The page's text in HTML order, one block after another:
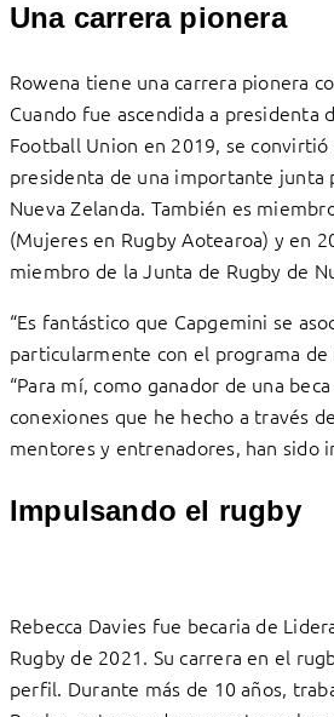
Una carrera pionera
Rowena tiene una carrera pionera
Cuando fue ascendida a presidenta
Football Union en 2019, se
presidenta de una importante junta
Nueva Zelanda. También es
(Mujeres en Rugby Aotearoa) y en
miembro de la Junta de Rugby de
“Es fantástico que Capgemini se
particularmente con el programa de
“Para mí, como ganador de una
conexiones que he hecho a través
mentores y entrenadores, han sido
Impulsando el rugby
Rebecca Davies fue becaria de
Rugby de 2021. Su carrera en el
perfil. Durante más de 10 años,